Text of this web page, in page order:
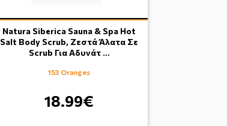
Natura Siberica Sauna & Spa Hot
Salt Body Scrub, Ζεστά Άλατα Σε
Scrub Για Αδυνάτ …
153 Oranges
18.99€